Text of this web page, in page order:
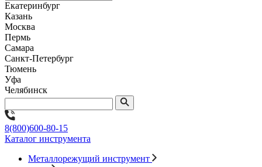
Екатеринбург
Казань
Москва
Пермь
Самара
Санкт-Петербург
Тюмень
Уфа
Челябинск
8(800)600-80-15
Каталог инструмента
Металлорежущий инструмент